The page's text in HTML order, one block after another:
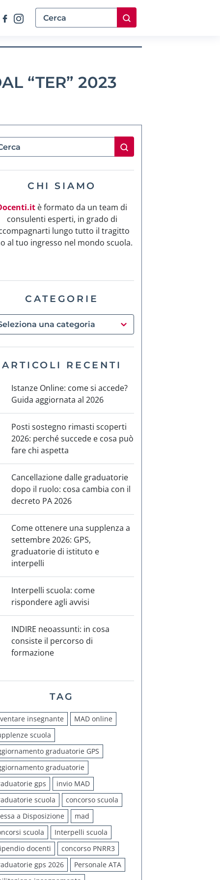
“TER” 2023
CHI SIAMO
è formato da un team di
consulenti esperti, in grado di
lungo tutto il tragitto
al tuo ingresso nel mondo scuola.
CATEGORIE
ARTICOLI RECENTI
Istanze Online: come si accede?
Guida aggiornata al 2026
Posti sostegno rimasti scoperti
2026: perché succede e cosa può
fare chi aspetta
Cancellazione dalle graduatorie
dopo il ruolo: cosa cambia con il
decreto PA 2026
Come ottenere una supplenza a
settembre 2026: GPS,
graduatorie di istituto e
interpelli
Interpelli scuola: come
rispondere agli avvisi
INDIRE neoassunti: in cosa
consiste il percorso di
formazione
TAG
insegnante
MAD online
scuola
graduatorie GPS
graduatorie
gps
invio MAD
scuola
concorso scuola
a Disposizione
mad
scuola
Interpelli scuola
docenti
concorso PNRR3
gps 2026
Personale ATA